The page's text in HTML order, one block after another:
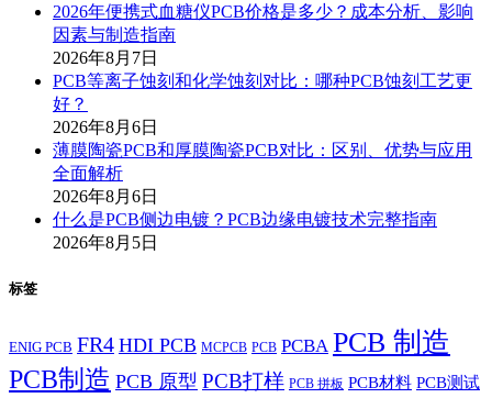
2026年便携式血糖仪PCB价格是多少？成本分析、影响
因素与制造指南
2026年8月7日
PCB等离子蚀刻和化学蚀刻对比：哪种PCB蚀刻工艺更
好？
2026年8月6日
薄膜陶瓷PCB和厚膜陶瓷PCB对比：区别、优势与应用
全面解析
2026年8月6日
什么是PCB侧边电镀？PCB边缘电镀技术完整指南
2026年8月5日
标签
ENIG PCB FR4 HDI PCB MCPCB PCB PCBA PCB 制造
PCB制造 PCB 原型 PCB打样 PCB 拼板 PCB材料 PCB测试